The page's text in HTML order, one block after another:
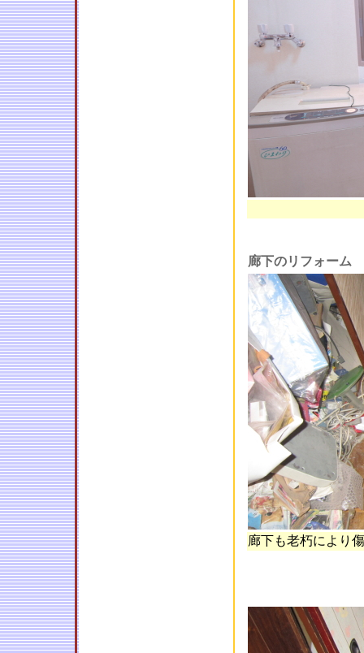
廊下のリフォーム
廊下も老朽により